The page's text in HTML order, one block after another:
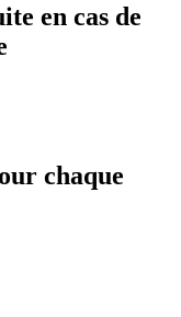
en cas de
chaque